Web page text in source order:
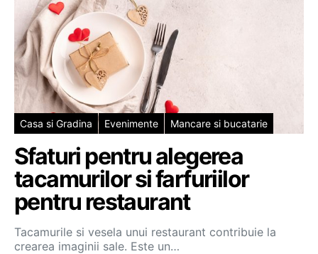
Casa si Gradina Evenimente Mancare si bucatarie
Sfaturi pentru alegerea
tacamurilor si farfuriilor
pentru restaurant
Tacamurile si vesela unui restaurant contribuie la
crearea imaginii sale. Este un…